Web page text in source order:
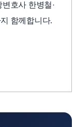
호사 한병철·
함께합니다.